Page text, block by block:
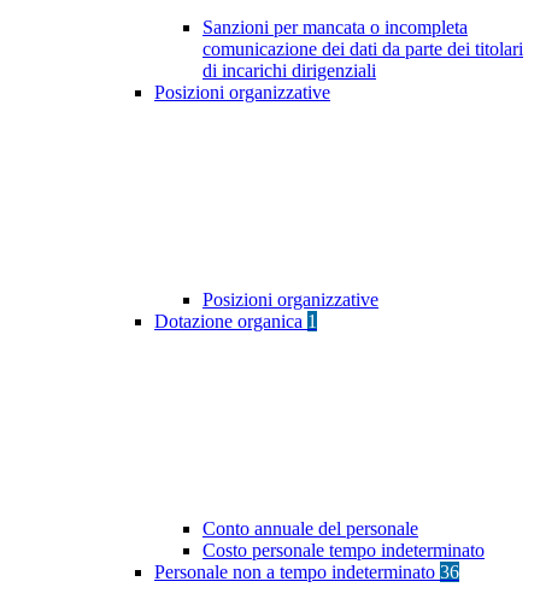
Sanzioni per mancata o incompleta
comunicazione dei dati da parte dei titolari
di incarichi dirigenziali
Posizioni organizzative
Posizioni organizzative
Dotazione organica 1
Conto annuale del personale
Costo personale tempo indeterminato
Personale non a tempo indeterminato 36